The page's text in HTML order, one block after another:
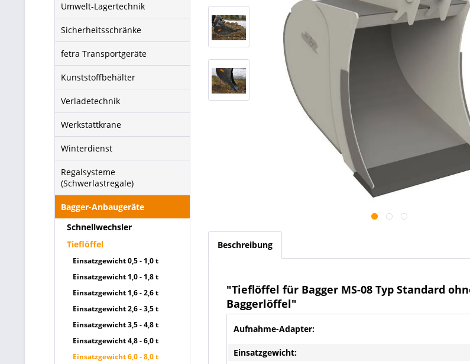
Umwelt-Lagertechnik
Sicherheitsschränke
fetra Transportgeräte
Kunststoffbehälter
Verladetechnik
Werkstattkrane
Winterdienst
Regalsysteme
(Schwerlastregale)
Bagger-Anbaugeräte
Schnellwechsler
Tieflöffel
Einsatzgewicht 0,5 - 1,0 t
Einsatzgewicht 1,0 - 1,8 t
Einsatzgewicht 1,6 - 2,6 t
Einsatzgewicht 2,6 - 3,5 t
Einsatzgewicht 3,5 - 4,8 t
Einsatzgewicht 4,8 - 6,0 t
Einsatzgewicht 6,0 - 8,0 t
Beschreibung
"Tieflöffel für Bagger MS-08 Typ Standard
Baggerlöffel"
Aufnahme-Adapter:
Einsatzgewicht: